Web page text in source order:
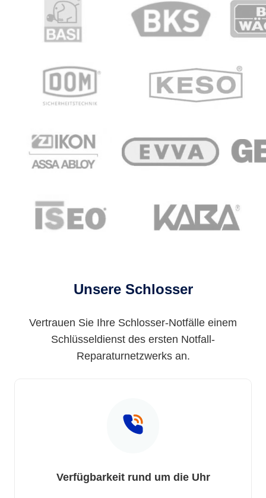
Unsere Schlosser
Vertrauen Sie Ihre Schlosser-Notfälle einem
Schlüsseldienst des ersten Notfall-
Reparaturnetzwerks an.
Verfügbarkeit rund um die Uhr